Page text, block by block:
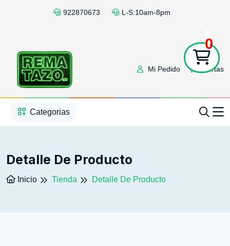
922870673 L-S:10am-8pm
Mi Pedido Ofertas
0
Categorias
Detalle De Producto
Inicio Tienda Detalle De Producto